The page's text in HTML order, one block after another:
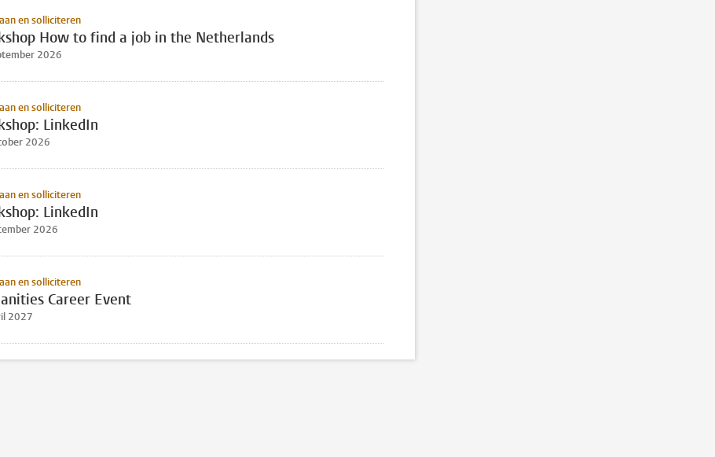
en solliciteren
How to find a job in the Netherlands
2026
en solliciteren
LinkedIn
2026
en solliciteren
LinkedIn
2026
en solliciteren
Career Event
2027